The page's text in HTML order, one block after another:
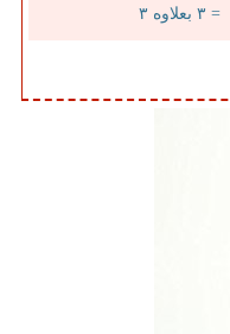
= ۳ بعلاوه ۳